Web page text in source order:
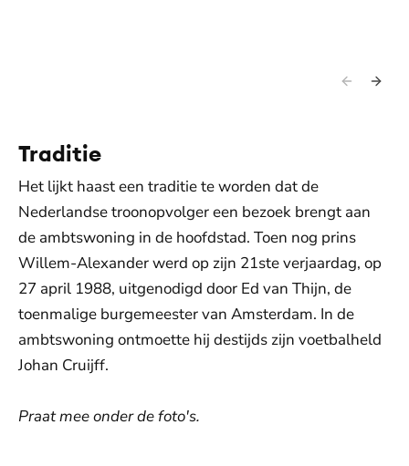
Traditie
Het lijkt haast een traditie te worden dat de
Nederlandse troonopvolger een bezoek brengt aan
de ambtswoning in de hoofdstad. Toen nog prins
Willem-Alexander werd op zijn 21ste verjaardag, op
27 april 1988, uitgenodigd door Ed van Thijn, de
toenmalige burgemeester van Amsterdam. In de
ambtswoning ontmoette hij destijds zijn voetbalheld
Johan Cruijff.
Praat mee onder de foto's.